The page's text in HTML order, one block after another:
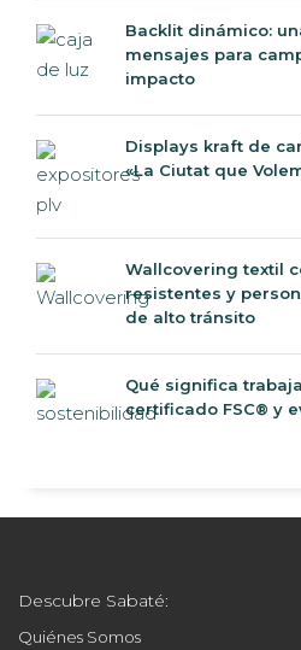
Backlit dinámico:
mensajes para
impacto
Displays kraft de
«La Ciutat que
Wallcovering textil
resistentes y
de alto tránsito
Qué significa
certificado FSC® y
Descubre Sabaté:
Quiénes Somos